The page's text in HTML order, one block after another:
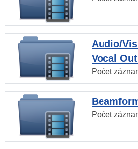
Audio/
Vocal
Počet
Počet